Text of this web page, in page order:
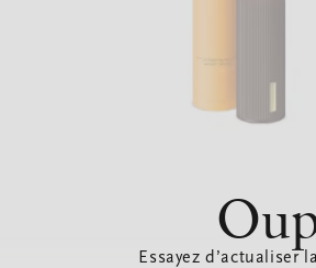
Essayez d’actualiser